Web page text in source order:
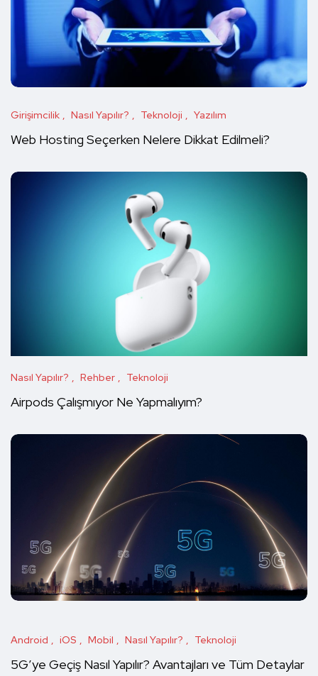
Girişimcilik Nasıl Yapılır? Teknoloji Yazılım
Web Hosting Seçerken Nelere Dikkat Edilmeli?
Nasıl Yapılır? Rehber Teknoloji
Airpods Çalışmıyor Ne Yapmalıyım?
Android iOS Mobil Nasıl Yapılır? Teknoloji
5G’ye Geçiş Nasıl Yapılır? Avantajları ve Tüm Detaylar